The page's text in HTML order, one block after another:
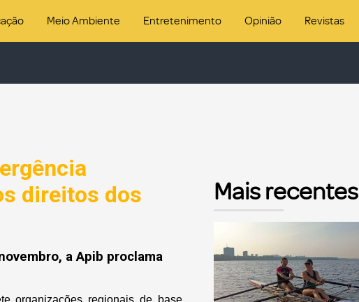
Meio Ambiente Entretenimento Opinião Revistas
direitos dos
a Apib proclama
organizações regionais de base
Mais recentes